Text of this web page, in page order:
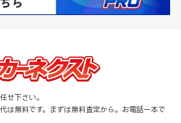
せ下さい。
は無料です。まずは無料査定から。お電話一本で